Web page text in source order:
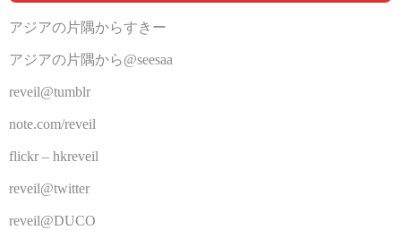
アジアの片隅からすきー
アジアの片隅から@seesaa
reveil@tumblr
note.com/reveil
flickr – hkreveil
reveil@twitter
reveil@DUCO